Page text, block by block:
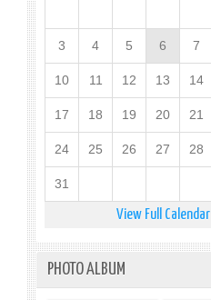
3 4 5 6 7
10 11 12 13 14
17 18 19 20 21
24 25 26 27 28
31
View Full Calendar
PHOTO ALBUM